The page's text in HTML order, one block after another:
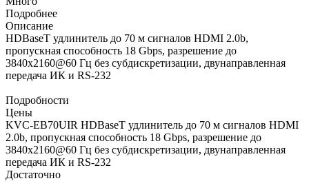
Подробнее
Описание
HDBaseT удлинитель до 70 м сигналов HDMI 2.0b,
пропускная способность 18 Gbps, разрешение до
3840х2160@60 Гц без субдискретизации, двунаправленная
передача ИК и RS-232
Подробности
Цены
KVC-EB70UIR HDBaseT удлинитель до 70 м сигналов HDMI
2.0b, пропускная способность 18 Gbps, разрешение до
3840х2160@60 Гц без субдискретизации, двунаправленная
передача ИК и RS-232
Достаточно